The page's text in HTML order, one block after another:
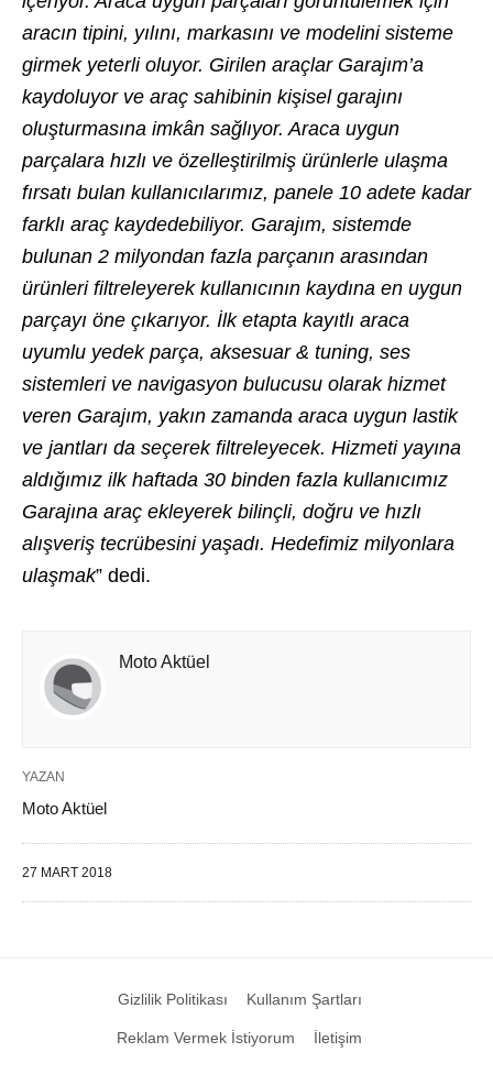
aracın tipini, yılını, markasını ve modelini sisteme
girmek yeterli oluyor. Girilen araçlar Garajım’a
kaydoluyor ve araç sahibinin kişisel garajını
oluşturmasına imkân sağlıyor. Araca uygun
parçalara hızlı ve özelleştirilmiş ürünlerle ulaşma
fırsatı bulan kullanıcılarımız, panele 10 adete kadar
farklı araç kaydedebiliyor. Garajım, sistemde
bulunan 2 milyondan fazla parçanın arasından
ürünleri filtreleyerek kullanıcının kaydına en uygun
parçayı öne çıkarıyor. İlk etapta kayıtlı araca
uyumlu yedek parça, aksesuar & tuning, ses
sistemleri ve navigasyon bulucusu olarak hizmet
veren Garajım, yakın zamanda araca uygun lastik
ve jantları da seçerek filtreleyecek. Hizmeti yayına
aldığımız ilk haftada 30 binden fazla kullanıcımız
Garajına araç ekleyerek bilinçli, doğru ve hızlı
alışveriş tecrübesini yaşadı. Hedefimiz milyonlara
ulaşmak” dedi.
Moto Aktüel
YAZAN
Moto Aktüel
27 MART 2018
Gizlilik Politikası Kullanım Şartları
Reklam Vermek İstiyorum İletişim